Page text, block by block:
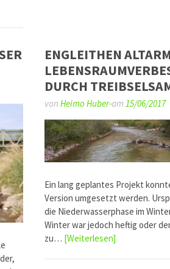
ENGLEITHEN
DURCH
vonHeimo Huber-am15/06/2017
Ein lang geplantes Projekt
Version umgesetzt werden.
die Niederwasserphase im
Winter war jedoch heftig oder
zu… [Weiterlesen]